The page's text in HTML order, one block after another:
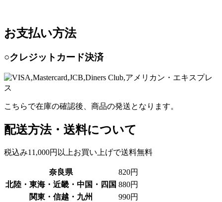
お支払い方法
○クレジットカード決済
こちらで在庫の確認後、商品の発送となります。
配送方法・送料について
税込み11,000円以上お買い上げで送料無料
奈良県
820円
北陸・東海・近畿・中国・四国 880円
関東・信越・九州
990円